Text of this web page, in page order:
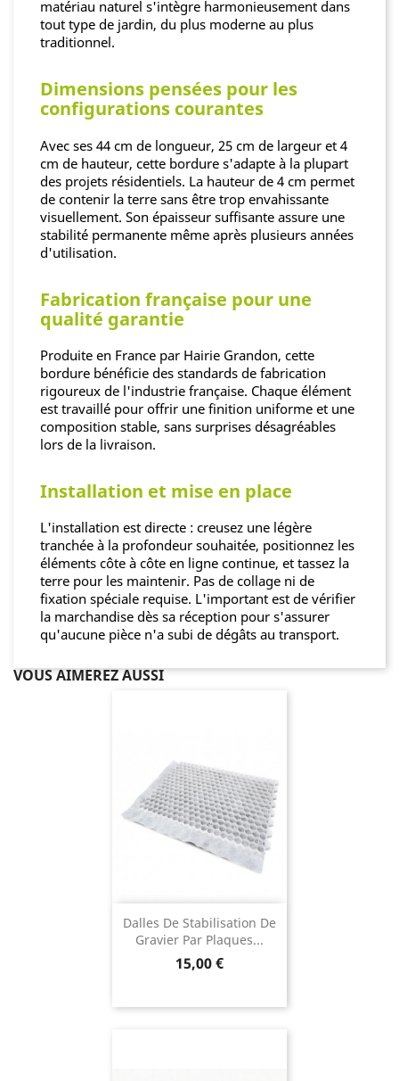
matériau naturel s'intègre harmonieusement dans
tout type de jardin, du plus moderne au plus
traditionnel.
Dimensions pensées pour les
configurations courantes
Avec ses 44 cm de longueur, 25 cm de largeur et 4
cm de hauteur, cette bordure s'adapte à la plupart
des projets résidentiels. La hauteur de 4 cm permet
de contenir la terre sans être trop envahissante
visuellement. Son épaisseur suffisante assure une
stabilité permanente même après plusieurs années
d'utilisation.
Fabrication française pour une
qualité garantie
Produite en France par Hairie Grandon, cette
bordure bénéficie des standards de fabrication
rigoureux de l'industrie française. Chaque élément
est travaillé pour offrir une finition uniforme et une
composition stable, sans surprises désagréables
lors de la livraison.
Installation et mise en place
L'installation est directe : creusez une légère
tranchée à la profondeur souhaitée, positionnez les
éléments côte à côte en ligne continue, et tassez la
terre pour les maintenir. Pas de collage ni de
fixation spéciale requise. L'important est de vérifier
la marchandise dès sa réception pour s'assurer
qu'aucune pièce n'a subi de dégâts au transport.
VOUS AIMEREZ AUSSI
Dalles De Stabilisation De
Gravier Par Plaques...
Prix
15,00 €